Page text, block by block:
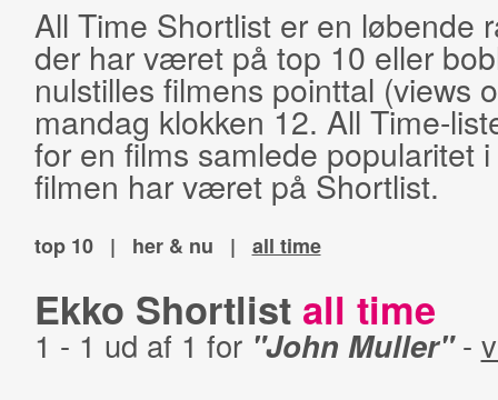
All Time Shortlist er en løbende
der har været på top 10 eller
nulstilles filmens pointtal (views
mandag klokken 12. All Time-
for en films samlede popularitet
filmen har været på Shortlist.
top 10 | her & nu | all time
Ekko Shortlist all time
1 - 1 ud af 1 for "John Muller"-